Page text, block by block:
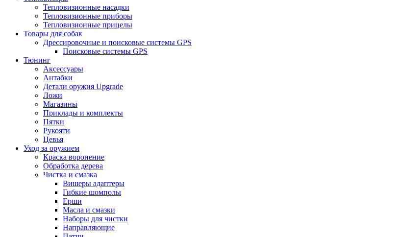
Тепловизионные насадки
Тепловизионные приборы
Тепловизионные прицелы
Товары для собак
Дрессировочные и поисковые системы GPS
Поисковые системы GPS
Тюнинг
Аксессуары
Антабки
Детали оружия Upgrade
Ложи
Магазины
Приклады и комплекты
Пятки
Рукояти
Цевья
Уход за оружием
Краска воронение
Обработка дерева
Чистка и смазка
Вишеры адаптеры
Гибкие шомполы
Ерши
Масла и смазки
Наборы для чистки
Направляющие